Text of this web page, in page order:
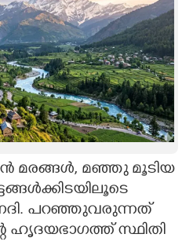
മരങ്ങൾ, മഞ്ഞു മൂടിയ
പറഞ്ഞുവരുന്നത്
ഹൃദയഭാഗത്ത് സ്ഥിതി